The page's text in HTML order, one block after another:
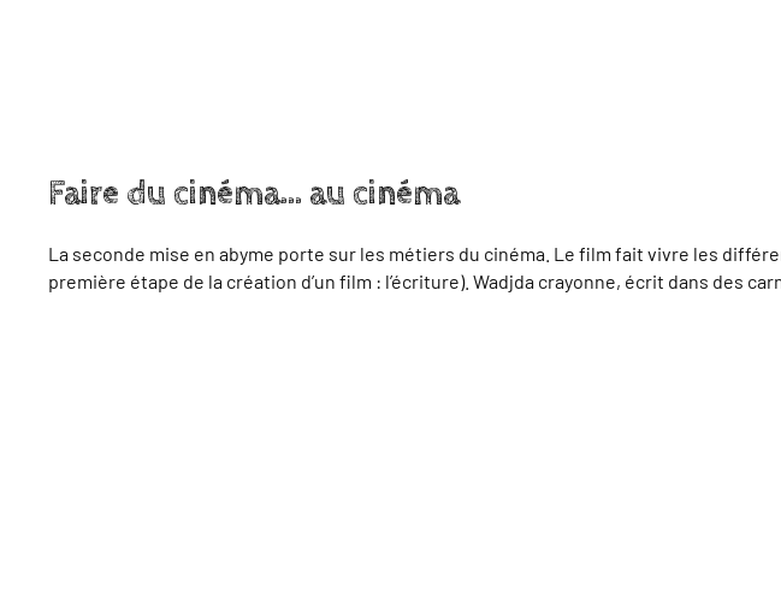
Faire du cinéma… au cinéma
La seconde mise en abyme porte sur les métiers du cinéma. Le film fait vivre les
première étape de la création d’un film : l’écriture). Wadjda crayonne, écrit dans des